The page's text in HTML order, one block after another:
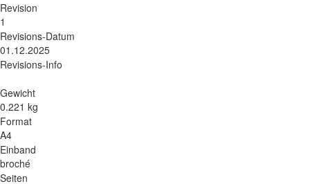
Revision
1
Revisions-Datum
01.12.2025
Revisions-Info
Gewicht
0.221 kg
Format
A4
Einband
broché
Seiten